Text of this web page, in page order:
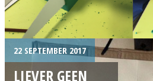
22 SEPTEMBER 2017
LIEVER GEEN